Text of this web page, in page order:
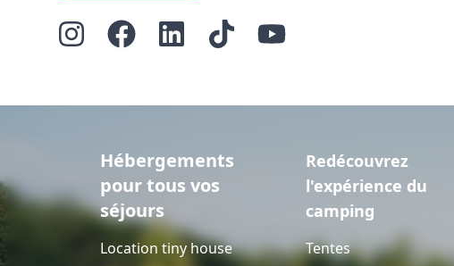
Hébergements
pour tous vos
séjours
Location tiny house
Redécouvrez
l'expérience du
camping
Tentes